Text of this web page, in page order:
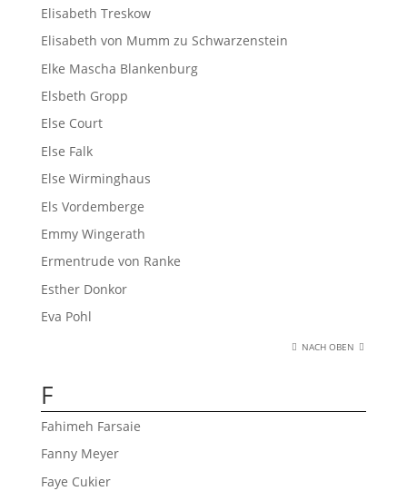
Elisabeth Treskow
Elisabeth von Mumm zu Schwarzenstein
Elke Mascha Blankenburg
Elsbeth Gropp
Else Court
Else Falk
Else Wirminghaus
Els Vordemberge
Emmy Wingerath
Ermentrude von Ranke
Esther Donkor
Eva Pohl
NACH OBEN
F
Fahimeh Farsaie
Fanny Meyer
Faye Cukier